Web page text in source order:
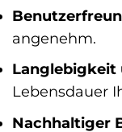
angenehm.
Langlebigkeit
Lebensdauer
Nachhaltiger